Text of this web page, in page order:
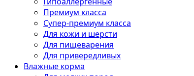
Премиум класса
Супер-премиум класса
Для кожи и шерсти
Для пищеварения
Для привередливых
Влажные корма